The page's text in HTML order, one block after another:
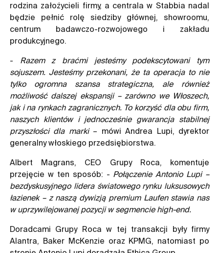
rodzina założycieli firmy, a centrala w Stabbia nadal
będzie pełnić rolę siedziby głównej, showroomu,
centrum badawczo-rozwojowego i zakładu
produkcyjnego.
-
Razem z braćmi jesteśmy podekscytowani tym
sojuszem. Jesteśmy przekonani, że ta operacja to nie
tylko ogromna szansa strategiczna, ale również
możliwość dalszej ekspansji – zarówno we Włoszech,
jak i na rynkach zagranicznych. To korzyść dla obu firm,
naszych klientów i jednocześnie gwarancja stabilnej
przyszłości dla marki – mówi Andrea Lupi, dyrektor
generalny włoskiego przedsiębiorstwa.
Albert Magrans, CEO Grupy Roca, komentuje
przejęcie w ten sposób: - Połączenie Antonio Lupi –
bezdyskusyjnego lidera światowego rynku luksusowych
łazienek – z naszą dywizją premium Laufen stawia nas
w uprzywilejowanej pozycji w segmencie high-end.
Doradcami Grupy Roca w tej transakcji były firmy
Alantra, Baker McKenzie oraz KPMG, natomiast po